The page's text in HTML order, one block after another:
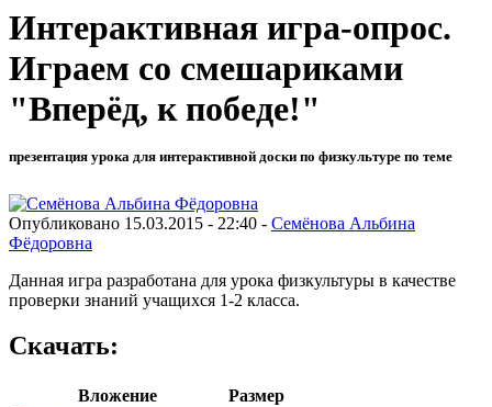
Интерактивная игра-опрос.
Играем со смешариками
"Вперёд, к победе!"
презентация урока для интерактивной доски по физкультуре по теме
Опубликовано 15.03.2015 - 22:40 - Семёнова Альбина
Фёдоровна
Данная игра разработана для урока физкультуры в качестве
проверки знаний учащихся 1-2 класса.
Скачать:
Вложение
Размер